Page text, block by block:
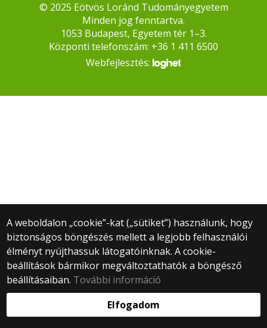
A weboldalon „cookie”-kat („sütiket”) használunk, hogy
biztonságos böngészés mellett a legjobb felhasználói
élményt nyújthassuk látogatóinknak. A cookie-
beállítások bármikor megváltoztathatók a böngésző
beállításaiban. További információ
Elfogadom
© 2025 Eötvös Loránd Tudományegyetem
Minden jog fenntartva.
1053 Budapest, Egyetem tér 1–3.
Központi telefonszám: +36 1 411 6500
Webfejlesztés: